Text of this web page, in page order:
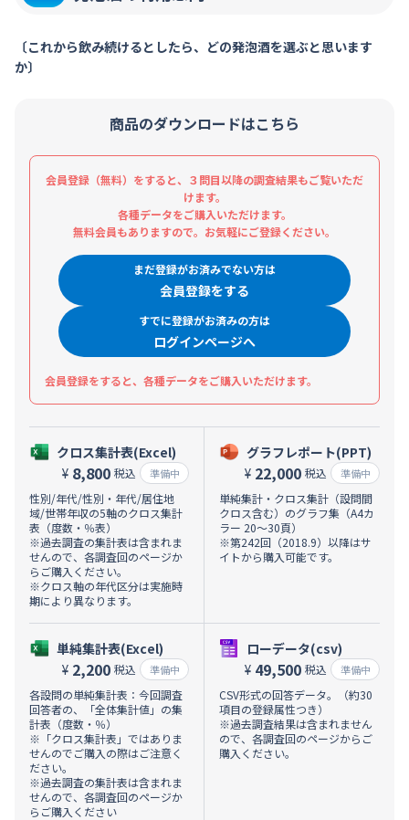
〔これから飲み続けるとしたら、どの発泡酒を選ぶと思います
か〕
商品のダウンロードはこちら
会員登録（無料）をすると、３問目以降の調査結果もご覧いただ
けます。
各種データをご購入いただけます。
無料会員もありますので。お気軽にご登録ください。
まだ登録がお済みでない方は
会員登録をする
すでに登録がお済みの方は
ログインページへ
会員登録をすると、各種データをご購入いただけます。
クロス集計表(Excel)
¥ 8,800 税込 準備中
性別/年代/性別・年代/居住地
域/世帯年収の5軸のクロス集計
表（度数・％表）
※過去調査の集計表は含まれま
せんので、各調査回のページか
らご購入ください。
※クロス軸の年代区分は実施時
期により異なります。
単純集計表(Excel)
¥ 2,200 税込 準備中
各設問の単純集計表：今回調査
回答者の、「全体集計値」の集
計表（度数・％）
※「クロス集計表」ではありま
せんのでご購入の際はご注意く
ださい。
※過去調査の集計表は含まれま
せんので、各調査回のページか
らご購入ください
グラフレポート(PPT)
¥ 22,000 税込 準備中
単純集計・クロス集計（設問間
クロス含む）のグラフ集（A4カ
ラー 20～30頁）
※第242回（2018.9）以降はサ
イトから購入可能です。
ローデータ(csv)
¥ 49,500 税込 準備中
CSV形式の回答データ。（約30
項目の登録属性つき）
※過去調査結果は含まれません
ので、各調査回のページからご
購入ください。